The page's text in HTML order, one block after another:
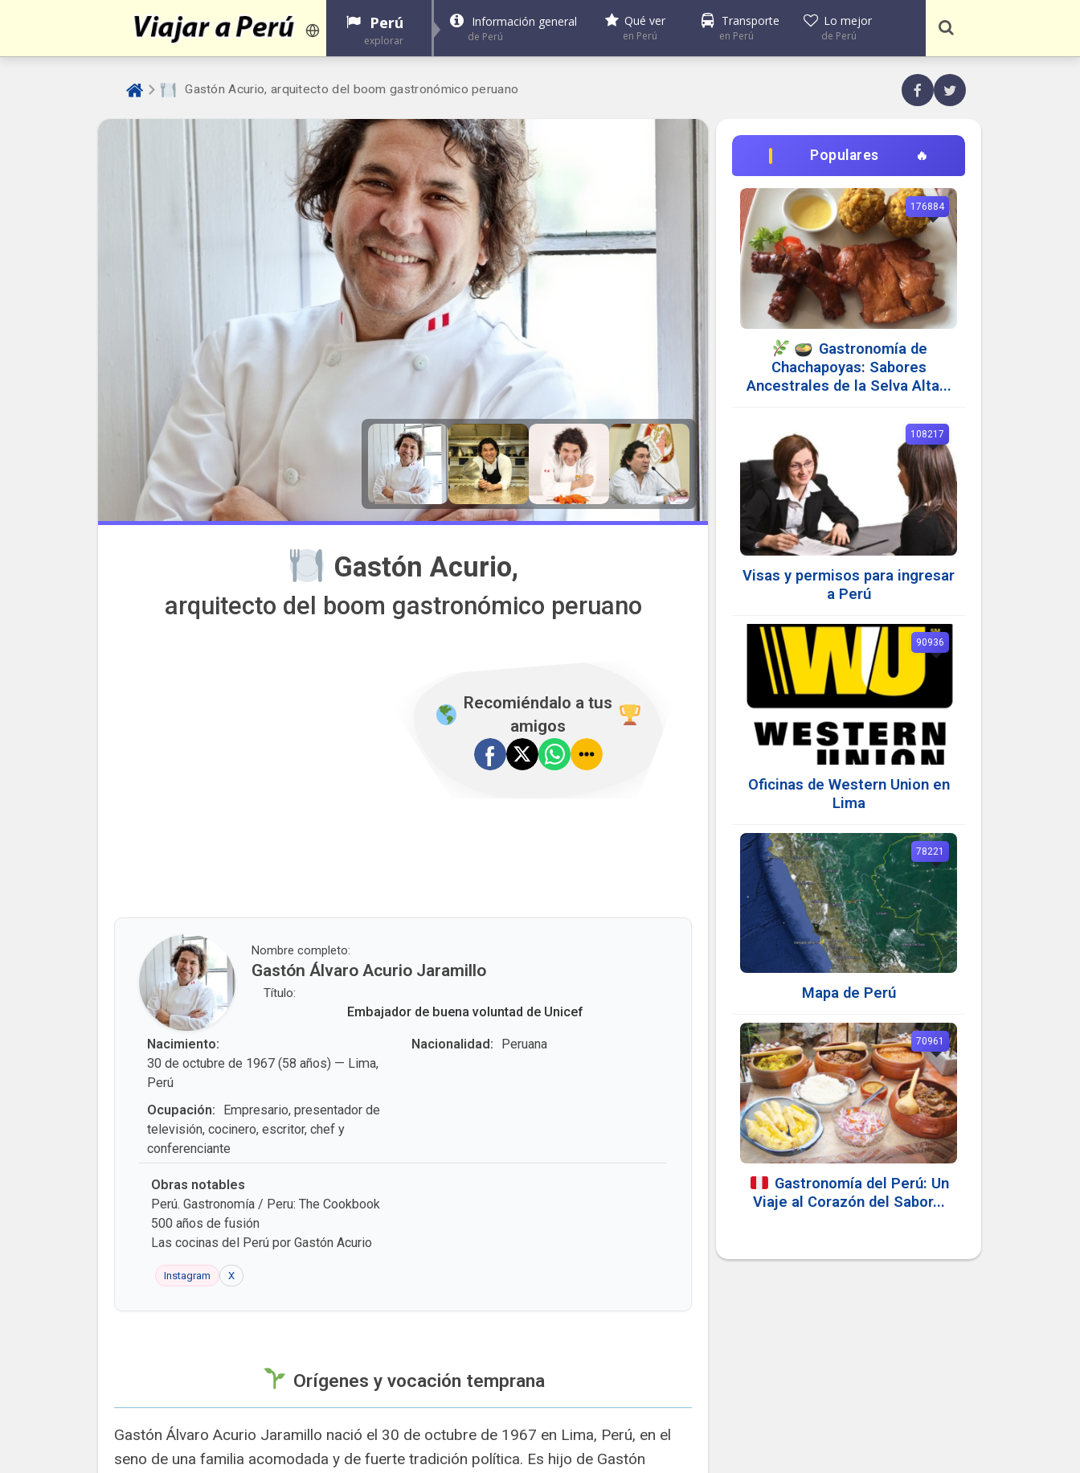
Perú
explorar
Información general
de Perú
Qué ver
en Perú
Transporte
en Perú
Lo mejor
de Perú
️ Gastón Acurio, arquitecto del boom gastronómico peruano
️ Gastón Acurio,
arquitecto del boom gastronómico peruano
Recomiéndalo a tus
amigos
Nombre completo:
Gastón Álvaro Acurio Jaramillo
Título:
Embajador de buena voluntad de Unicef
Nacimiento:
30 de octubre de 1967 (58 años) — Lima,
Perú
Nacionalidad: Peruana
Ocupación:
Empresario, presentador de
televisión, cocinero, escritor, chef y
conferenciante
Obras notables
Perú. Gastronomía / Peru: The Cookbook
500 años de fusión
Las cocinas del Perú por Gastón Acurio
Instagram X
Orígenes y vocación temprana
Gastón Álvaro Acurio Jaramillo nació el 30 de octubre de 1967 en Lima, Perú, en el
seno de una familia acomodada y de fuerte tradición política. Es hijo de Gastón
Populares
Gastronomía de
Chachapoyas: Sabores
Ancestrales de la Selva Alta...
176884
Visas y permisos para ingresar
a Perú
108217
Oficinas de Western Union en
Lima
90936
Mapa de Perú
78221
Gastronomía del Perú: Un
Viaje al Corazón del Sabor...
70961